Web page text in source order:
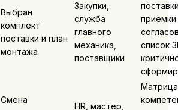
Выбран
комплект
поставки и план
монтажа
Закупки,
служба
главного
механика,
поставщики
приемки
список
Смена
HR, мастер,
Матрица